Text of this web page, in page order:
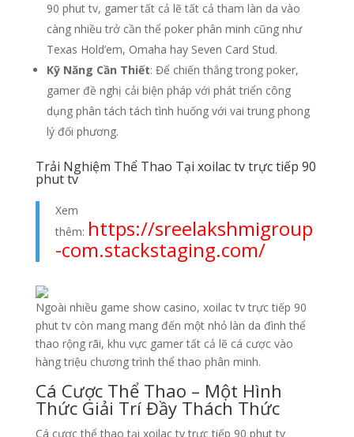
90 phut tv, gamer tất cả lẽ tất cả tham làn da vào
càng nhiều trở cần thể poker phân minh cũng như
Texas Hold’em, Omaha hay Seven Card Stud.
Kỹ Năng Cần Thiết: Để chiến thắng trong poker,
gamer đề nghị cải biện pháp với phát triển công
dụng phân tách tách tình huống với vai trung phong
lý đối phương.
Trải Nghiệm Thể Thao Tại xoilac tv trực tiếp 90
phut tv
Xem
thêm: https://sreelakshmigroup
-com.stackstaging.com/
Ngoài nhiều game show casino, xoilac tv trực tiếp 90
phut tv còn mang mang đến một nhỏ làn da đình thể
thao rộng rãi, khu vực gamer tất cả lẽ cá cược vào
hàng triệu chương trình thể thao phân minh.
Cá Cược Thể Thao – Một Hình
Thức Giải Trí Đầy Thách Thức
Cá cược thể thao tại xoilac tv trực tiếp 90 phut tv